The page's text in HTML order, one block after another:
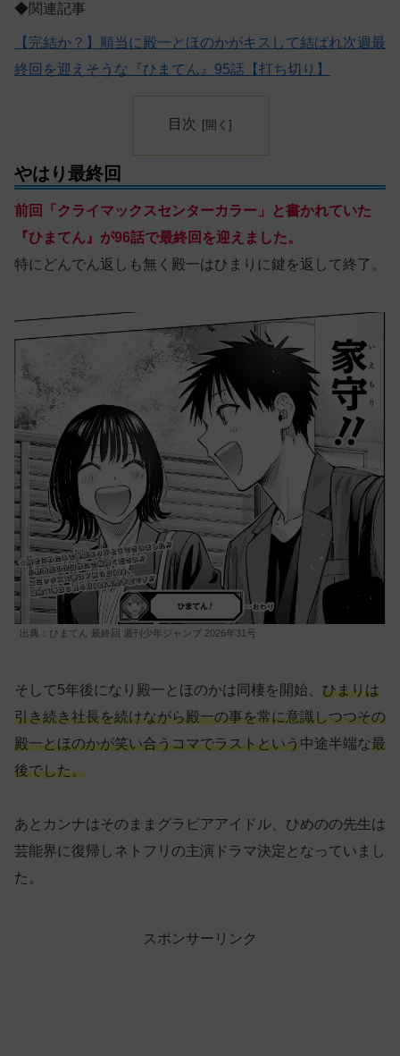
◆関連記事
【完結か？】順当に殿一とほのかがキスして結ばれ次週最
終回を迎えそうな『ひまてん』95話【打ち切り】
目次
やはり最終回
前回「クライマックスセンターカラー」と書かれていた
『ひまてん』が96話で最終回を迎えました。
特にどんでん返しも無く殿一はひまりに鍵を返して終了。
出典：ひまてん 最終回 週刊少年ジャンプ 2026年31号
そして5年後になり殿一とほのかは同棲を開始、 ひまりは
引き続き社長を続けながら殿一の事を常に意識しつつその
殿一とほのかが笑い合うコマでラストという中途半端な最
後でした。
あとカンナはそのままグラビアアイドル、ひめのの先生は
芸能界に復帰しネトフリの主演ドラマ決定となっていまし
た。
スポンサーリンク